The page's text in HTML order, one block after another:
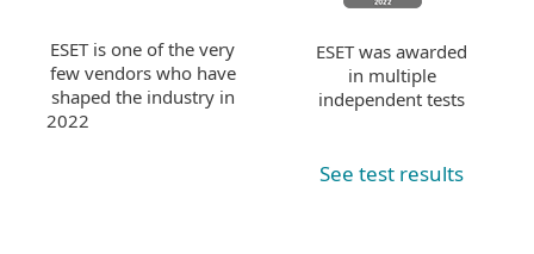
ESET is one of the very
few vendors who have
shaped the industry in
2022
ESET was awarded
in multiple
independent tests
See test results